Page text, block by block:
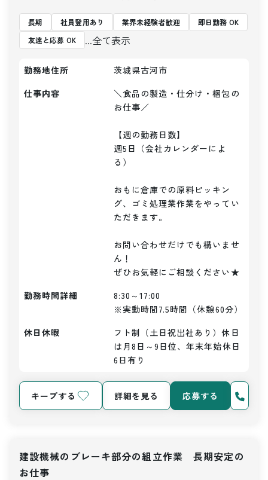
長期 社員登用あり 業界未経験者歓迎
即日勤務 OK
友達と応募 OK
...全て表示
勤務地住所
茨城県古河市
仕事内容
＼食品の製造・仕分け・梱包の
お仕事／
【週の勤務日数】
週5日（会社カレンダーによ
る）
おもに倉庫での原料ピッキン
グ、ゴミ処理業作業をやってい
ただきます。
お問い合わせだけでも構いませ
ん！
ぜひお気軽にご相談ください★
勤務時間詳細
8:30～17:00
※実動時間7.5時間（休憩60分）
休日休暇
フト制（土日祝出社あり）休日
は月8日～9日位、年末年始休日
6日有り
キープする 詳細を見る 応募する
建設機械のブレーキ部分の組立作業 長期安定の
お仕事